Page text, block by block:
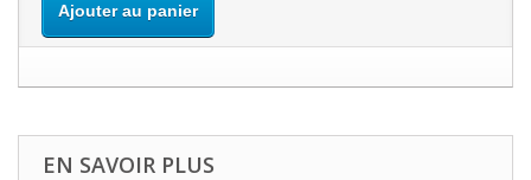
Ajouter au panier
EN SAVOIR PLUS